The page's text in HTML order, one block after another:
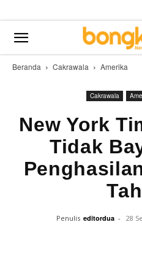
Beranda Cakrawala Amerika
Cakrawala
New York
Tidak
Penulis editordua - 28